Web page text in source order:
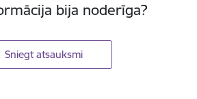
bija noderīga?
Sniegt atsauksmi